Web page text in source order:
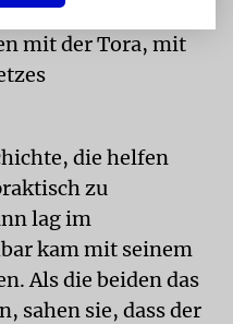
Blick zu
mit der Tora, mit
die helfen
zu
lag im
kam mit seinem
Als die beiden das
sahen sie, dass der